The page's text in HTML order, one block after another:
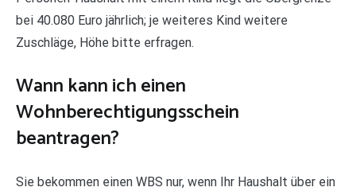
bei 40.080 Euro jährlich; je weiteres Kind weitere
Zuschläge, Höhe bitte erfragen.
Wann kann ich einen
Wohnberechtigungsschein
beantragen?
Sie bekommen einen WBS nur, wenn Ihr Haushalt über ein